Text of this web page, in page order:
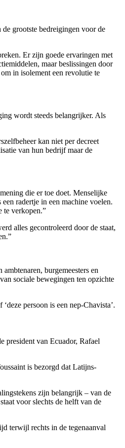
grootste bedreigingen voor de
Er zijn goede ervaringen met
maar beslissingen door
in isolement een revolutie te
wordt steeds belangrijker. Als
kan niet per decreet
van hun bedrijf maar de
die er toe doet. Menselijke
radertje in een machine voelen.
te verkopen.”
alles gecontroleerd door de staat,
burgemeesters en
sociale bewegingen ten opzichte
persoon is een nep-Chavista’.
president van Ecuador, Rafael
is bezorgd dat Latijns-
zijn belangrijk – van de
voor slechts de helft van de
terwijl rechts in de tegenaanval